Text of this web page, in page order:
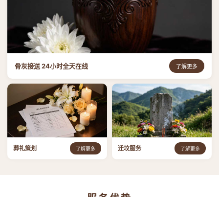
骨灰接送 24小时全天在线 了解更多
葬礼策划 了解更多 迁坟服务 了解更多